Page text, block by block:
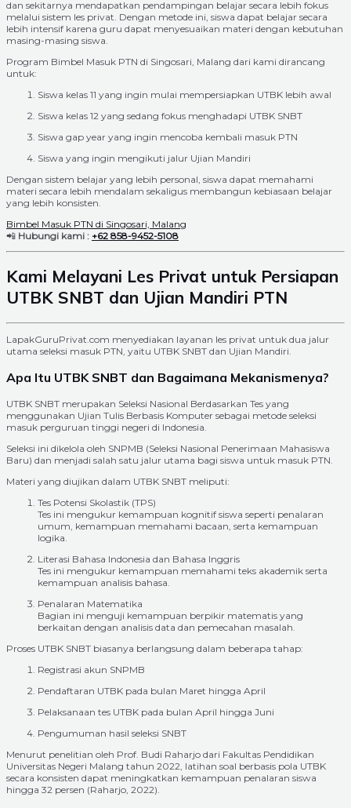
dan sekitarnya mendapatkan pendampingan belajar secara lebih fokus
melalui sistem les privat. Dengan metode ini, siswa dapat belajar secara
lebih intensif karena guru dapat menyesuaikan materi dengan kebutuhan
masing-masing siswa.
Program Bimbel Masuk PTN di Singosari, Malang dari kami dirancang
untuk:
Siswa kelas 11 yang ingin mulai mempersiapkan UTBK lebih awal
Siswa kelas 12 yang sedang fokus menghadapi UTBK SNBT
Siswa gap year yang ingin mencoba kembali masuk PTN
Siswa yang ingin mengikuti jalur Ujian Mandiri
Dengan sistem belajar yang lebih personal, siswa dapat memahami
materi secara lebih mendalam sekaligus membangun kebiasaan belajar
yang lebih konsisten.
Bimbel Masuk PTN di Singosari, Malang
📲 Hubungi kami : +62 858-9452-5108
Kami Melayani Les Privat untuk Persiapan
UTBK SNBT dan Ujian Mandiri PTN
LapakGuruPrivat.com menyediakan layanan les privat untuk dua jalur
utama seleksi masuk PTN, yaitu UTBK SNBT dan Ujian Mandiri.
Apa Itu UTBK SNBT dan Bagaimana Mekanismenya?
UTBK SNBT merupakan Seleksi Nasional Berdasarkan Tes yang
menggunakan Ujian Tulis Berbasis Komputer sebagai metode seleksi
masuk perguruan tinggi negeri di Indonesia.
Seleksi ini dikelola oleh SNPMB (Seleksi Nasional Penerimaan Mahasiswa
Baru) dan menjadi salah satu jalur utama bagi siswa untuk masuk PTN.
Materi yang diujikan dalam UTBK SNBT meliputi:
Tes Potensi Skolastik (TPS)
Tes ini mengukur kemampuan kognitif siswa seperti penalaran
umum, kemampuan memahami bacaan, serta kemampuan
logika.
Literasi Bahasa Indonesia dan Bahasa Inggris
Tes ini mengukur kemampuan memahami teks akademik serta
kemampuan analisis bahasa.
Penalaran Matematika
Bagian ini menguji kemampuan berpikir matematis yang
berkaitan dengan analisis data dan pemecahan masalah.
Proses UTBK SNBT biasanya berlangsung dalam beberapa tahap:
Registrasi akun SNPMB
Pendaftaran UTBK pada bulan Maret hingga April
Pelaksanaan tes UTBK pada bulan April hingga Juni
Pengumuman hasil seleksi SNBT
Menurut penelitian oleh Prof. Budi Raharjo dari Fakultas Pendidikan
Universitas Negeri Malang tahun 2022, latihan soal berbasis pola UTBK
secara konsisten dapat meningkatkan kemampuan penalaran siswa
hingga 32 persen (Raharjo, 2022).